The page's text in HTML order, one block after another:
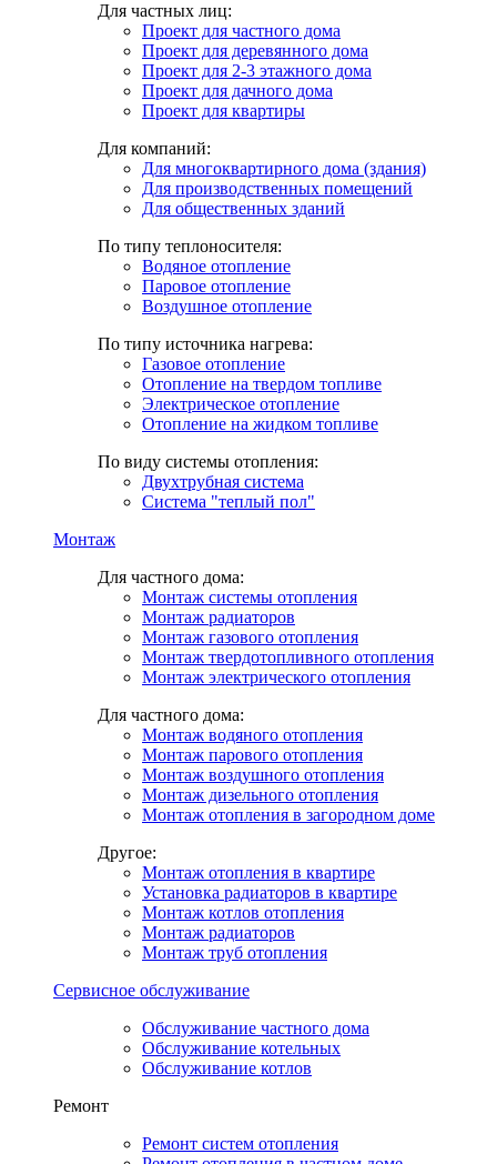
Для частных лиц:
Проект для частного дома
Проект для деревянного дома
Проект для 2-3 этажного дома
Проект для дачного дома
Проект для квартиры
Для компаний:
Для многоквартирного дома (здания)
Для производственных помещений
Для общественных зданий
По типу теплоносителя:
Водяное отопление
Паровое отопление
Воздушное отопление
По типу источника нагрева:
Газовое отопление
Отопление на твердом топливе
Электрическое отопление
Отопление на жидком топливе
По виду системы отопления:
Двухтрубная система
Система "теплый пол"
Монтаж
Для частного дома:
Монтаж системы отопления
Монтаж радиаторов
Монтаж газового отопления
Монтаж твердотопливного отопления
Монтаж электрического отопления
Для частного дома:
Монтаж водяного отопления
Монтаж парового отопления
Монтаж воздушного отопления
Монтаж дизельного отопления
Монтаж отопления в загородном доме
Другое:
Монтаж отопления в квартире
Установка радиаторов в квартире
Монтаж котлов отопления
Монтаж радиаторов
Монтаж труб отопления
Сервисное обслуживание
Обслуживание частного дома
Обслуживание котельных
Обслуживание котлов
Ремонт
Ремонт систем отопления